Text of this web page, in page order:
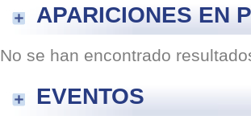
APARICIONES EN
No se han encontrado
EVENTOS